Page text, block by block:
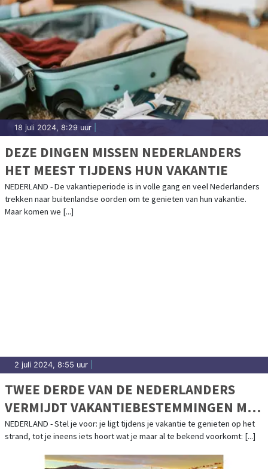
18 juli 2024, 8:29 uur
DEZE DINGEN MISSEN NEDERLANDERS
HET MEEST TIJDENS HUN VAKANTIE
NEDERLAND - De vakantieperiode is in volle gang en veel Nederlanders
trekken naar buitenlandse oorden om te genieten van hun vakantie.
Maar komen we [...]
2 juli 2024, 8:55 uur
TWEE DERDE VAN DE NEDERLANDERS
VERMIJDT VAKANTIEBESTEMMINGEN MET
LANDGENOTEN
NEDERLAND - Stel je voor: je ligt tijdens je vakantie te genieten op het
strand, tot je ineens iets hoort wat je maar al te bekend voorkomt: [...]